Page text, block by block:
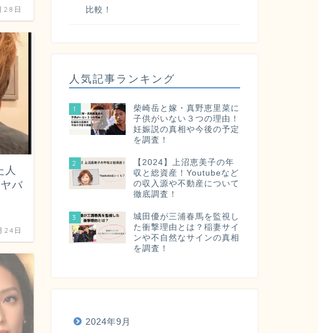
28日
人
バ
24日
比較！
人気記事ランキング
1
柴崎岳と嫁・真野恵里菜に
子供がいない３つの理由！
妊娠説の真相や今後の予定
を調査！
2
【2024】上沼恵美子の年
収と総資産！Youtubeなど
の収入源や不動産について
徹底調査！
3
城田優が三浦春馬を監視し
た衝撃理由とは？稲妻サイ
ンや不自然なサインの真相
を調査！
2024年9月